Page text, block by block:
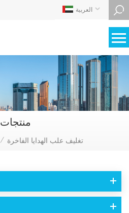
العربية
منتجات
/ تغليف علب الهدايا الفاخرة